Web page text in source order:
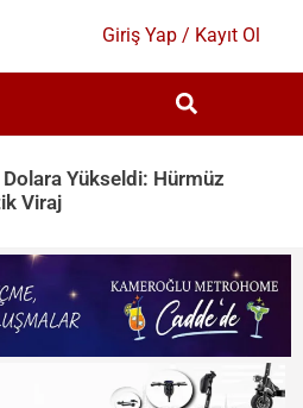
Giriş Yap / Kayıt Ol
Yükseldi: Hürmüz